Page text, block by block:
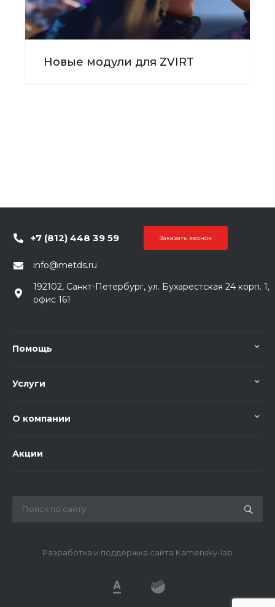
Новые модули для ZVIRT
+7 (812) 448 39 59 Заказать звонок
info@metds.ru
192102, Санкт-Петербург, ул. Бухарестская 24 корп. 1,
офис 161
Помощь
Услуги
О компании
Акции
Разработка и поддержка сайта Kamensky-lab